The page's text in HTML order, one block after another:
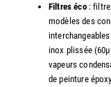
Filtres éco:
modèles des
inox plissée
vapeurs
de peinture